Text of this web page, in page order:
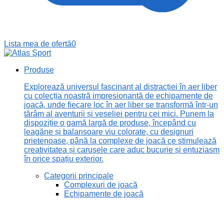
Lista mea de ofertă0
Produse
Explorează universul fascinant al distracției în aer liber
cu colecția noastră impresionantă de echipamente de
joacă, unde fiecare loc în aer liber se transformă într-un
tărâm al aventurii și veseliei pentru cei mici. Punem la
dispoziție o gamă largă de produse, începând cu
leagăne și balansoare viu colorate, cu designuri
prietenoase, până la complexe de joacă ce stimulează
creativitatea și carusele care aduc bucurie și entuziasm
în orice spațiu exterior.
Categorii principale
Complexuri de joacă
Echipamente de joacă